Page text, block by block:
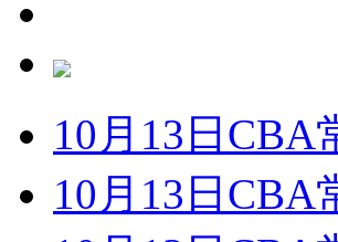
10月13日CBA
10月13日CBA